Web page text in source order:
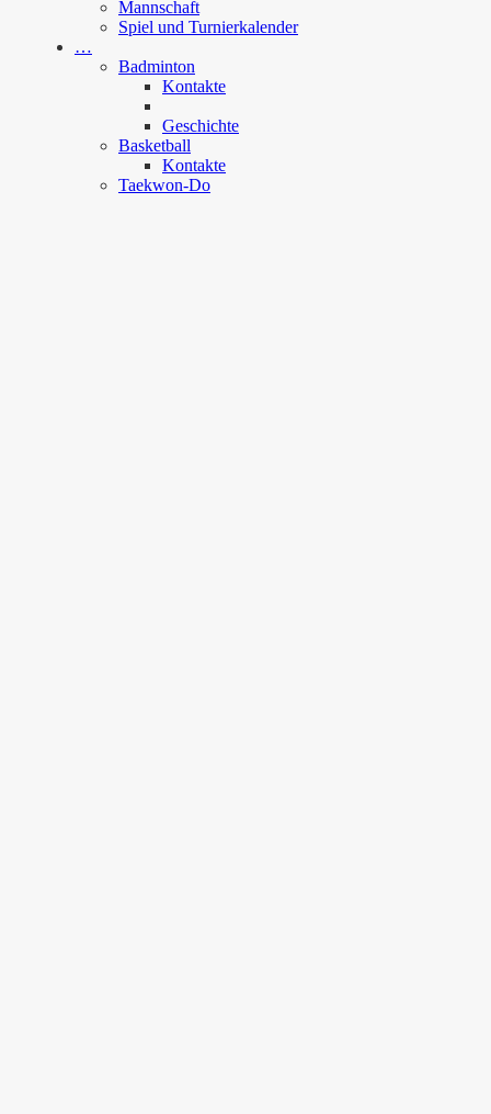
Mannschaft
Spiel und Turnierkalender
…
Badminton
Kontakte
Geschichte
Basketball
Kontakte
Taekwon-Do